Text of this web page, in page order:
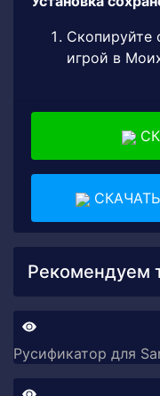
Скопируйте
игрой в
Рекомендуем
Русификатор для